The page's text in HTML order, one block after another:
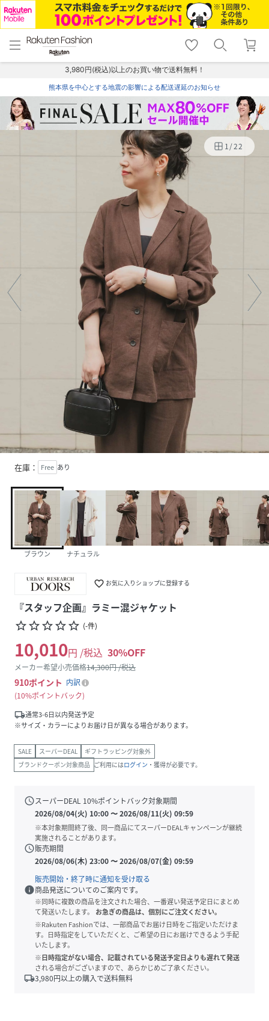
menu home
トップ
shopping_cart lock_outline
ログイン
3,980円(税込)以上のお買い物で送料無料！
熊本県を中心とする地震の影響による配送遅延のお知らせ
1/22
在庫： Free あり
ブラウン ナチュラル
favorite_border お気に入りショップに登録する
『スタッフ企画』ラミー混ジャケット
star_borderstar_borderstar_borderstar_borderstar_border (-件)
10,010円 /税込 30%OFF
メーカー希望小売価格14,300円 /税込
910ポイント 内訳
10%ポイントバック
local_shipping通常3-6日以内発送予定
※サイズ・カラーによりお届け日が異なる場合があります。
SALE スーパーDEAL
ギフトラッピング対象外
ブランドクーポン対象商品 ご利用にはログイン ・獲得が必要です。
scheduleスーパーDEAL 10%ポイントバック対象期間
2026/08/04(火) 10:00〜2026/08/11(火) 09:59
※本対象期間終了後、同一商品にてスーパーDEALキャンペーンが継続
実施されることがあります。
schedule販売期間
2026/08/06(木) 23:00〜2026/08/07(金) 09:59
販売開始・終了時に通知を受け取る
info商品発送についてのご案内です。
※同時に複数の商品を注文された場合、一番遅い発送予定日にまとめ
て発送いたします。
お急ぎの商品は、個別にご注文ください。
※Rakuten Fashionでは、一部商品でお届け日時をご指定いただけま
す。日時指定をしていただくと、ご希望の日にお届けできるよう手配
いたします。
※日時指定がない場合、記載されている発送予定日よりも遅れて発送
される場合がございますので、あらかじめご了承ください。
local_shipping3,980円以上の購入で送料無料